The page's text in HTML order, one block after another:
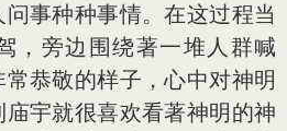
事种种事情。在这过程当
，旁边围绕著一堆人群喊
恭敬的样子，心中对神明
宇就很喜欢看著神明的神